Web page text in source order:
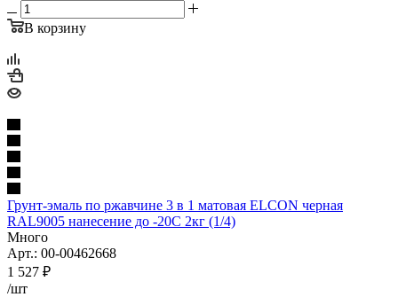
В корзину
Грунт-эмаль по ржавчине 3 в 1 матовая ELCON черная
RAL9005 нанесение до -20С 2кг (1/4)
Много
Арт.: 00-00462668
1 527 ₽
/шт